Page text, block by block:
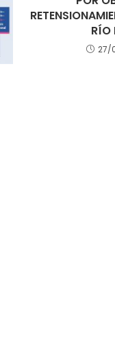
RÍO
27/